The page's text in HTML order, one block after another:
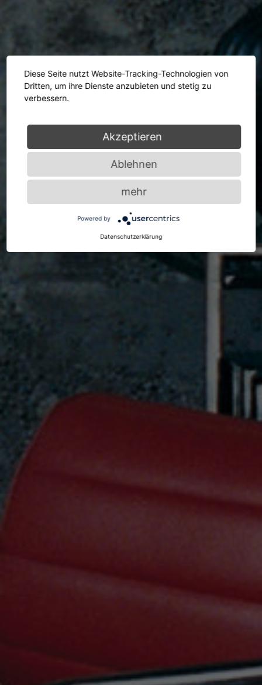
Diese Seite nutzt Website-Tracking-Technologien von
Dritten, um ihre Dienste anzubieten und stetig zu
verbessern.
Akzeptieren
Ablehnen
mehr
Powered by
Datenschutzerklärung